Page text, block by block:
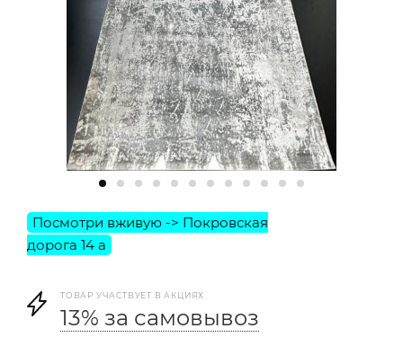
ТОВАР УЧАСТВУЕТ В АКЦИЯХ
13% за самовывоз